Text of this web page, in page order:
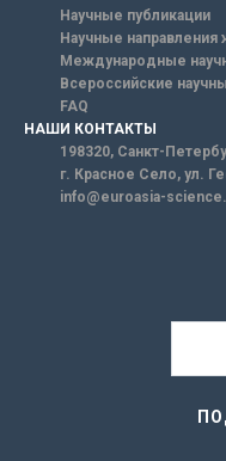
Научные публикации
Научные направления
Международные
Всероссийские
FAQ
НАШИ КОНТАКТЫ
198320, Санкт-
г. Красное Село, ул.
info@euroasia-